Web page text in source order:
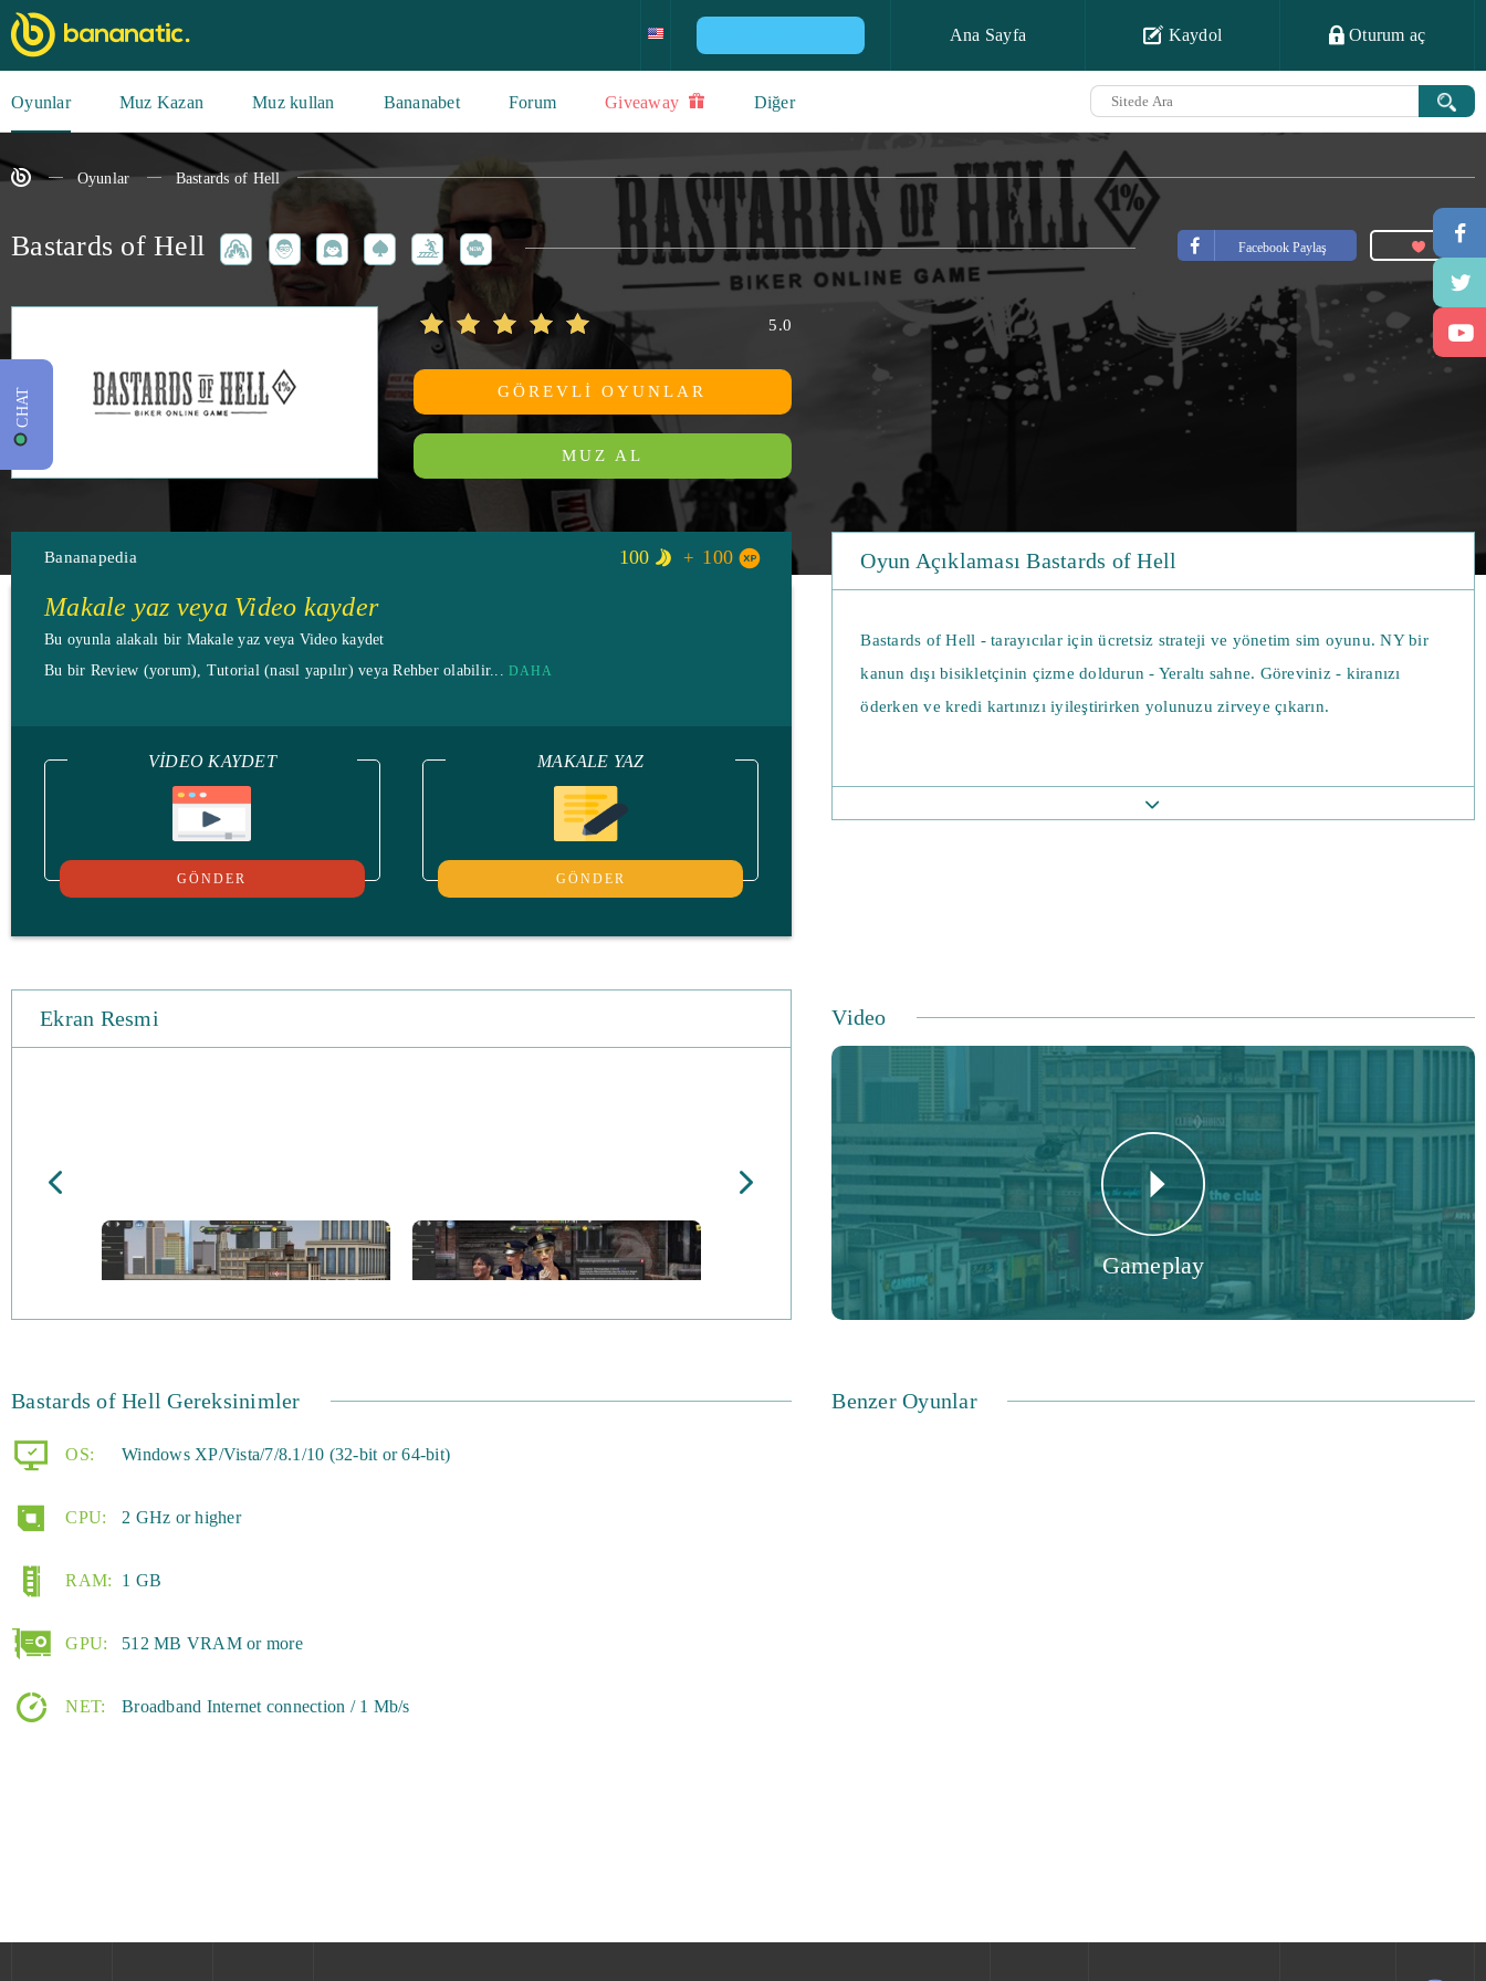
Ana Sayfa Kaydol Oturum aç
Oyunlar Muz Kazan Muz kullan Bananabet Forum Giveaway Diğer
Oyunlar Bastards of Hell
Facebook Paylaş
Bastards of Hell
5.0
GÖREVLI OYUNLAR
MUZ AL
Bananapedia 100 100
Makale yaz veya Video kayder
Bu oyunla alakalı bir Makale yaz veya Video kaydet
Bu bir Review (yorum), Tutorial (nasıl yapılır) veya Rehber olabilir... DAHA
VIDEO KAYDET
GÖNDER
MAKALE YAZ
GÖNDER
Oyun Açıklaması Bastards of Hell
Bastards of Hell - tarayıcılar için ücretsiz strateji ve yönetim sim oyunu. NY bir
kanun dışı bisikletçinin çizme doldurun - Yeraltı sahne. Göreviniz - kiranızı
öderken ve kredi kartınızı iyileştirirken yolunuzu zirveye çıkarın.
bir işletme ile başlamak. Ancak yükseltmeleri sürdürebiliyorsanız, para ikiye
Sonuç: Bu eşsiz, heyecan verici konu ile büyüleyici bir gangster dünyası sizi
bekliyor. Tüm unsurları rahat, kararlı bir kararlılıkla bir araya getirin ve
düşmanlarınız gibi - Bastards of Hell - ünvanını hak iddia etmek için hayatta
kalabilirsiniz!
Ekran Resmi Video
Gameplay
Bastards of Hell Gereksinimler
OS: Windows XP/Vista/7/8.1/10 (32-bit or 64-bit)
CPU: 2 GHz or higher
RAM: 1 GB
GPU: 512 MB VRAM or more
NET: Broadband Internet connection / 1 Mb/s
Benzer Oyunlar
CHAT